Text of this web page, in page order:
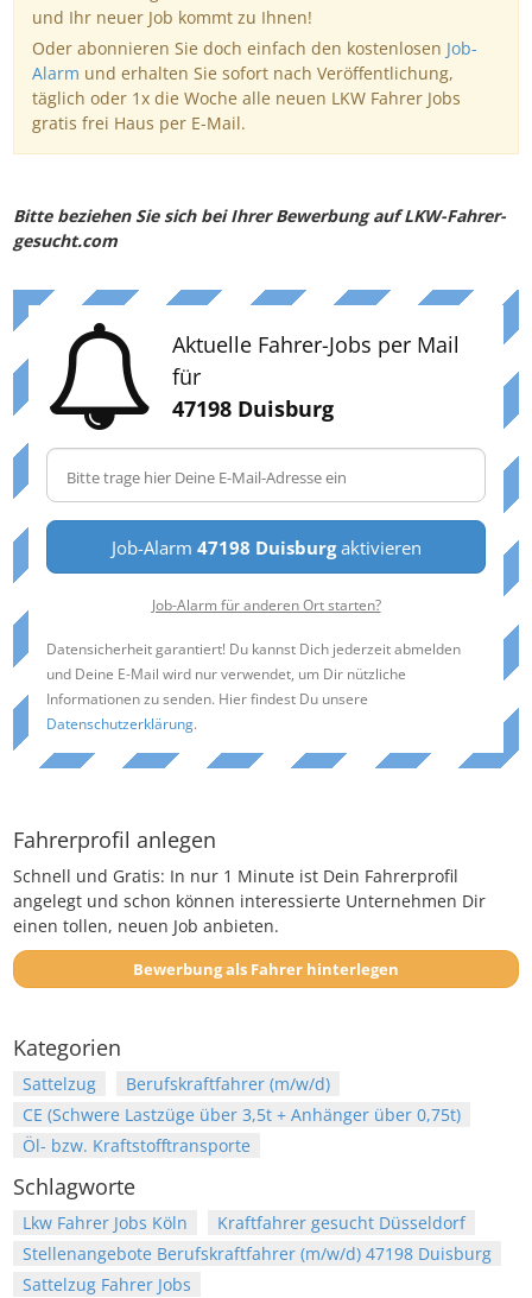
und Ihr neuer Job kommt zu Ihnen!
Oder abonnieren Sie doch einfach den kostenlosen Job-
Alarm und erhalten Sie sofort nach Veröffentlichung,
täglich oder 1x die Woche alle neuen LKW Fahrer Jobs
gratis frei Haus per E-Mail.
Bitte beziehen Sie sich bei Ihrer Bewerbung auf LKW-Fahrer-
gesucht.com
Aktuelle Fahrer-Jobs per Mail
für
47198 Duisburg
Job-Alarm 47198 Duisburgaktivieren
Job-Alarm für anderen Ort starten?
Datensicherheit garantiert! Du kannst Dich jederzeit abmelden
und Deine E-Mail wird nur verwendet, um Dir nützliche
Informationen zu senden. Hier findest Du unsere
Datenschutzerklärung.
Fahrerprofil anlegen
Schnell und Gratis: In nur 1 Minute ist Dein Fahrerprofil
angelegt und schon können interessierte Unternehmen Dir
einen tollen, neuen Job anbieten.
Bewerbung als Fahrer hinterlegen
Kategorien
Sattelzug
Berufskraftfahrer (m/w/d)
CE (Schwere Lastzüge über 3,5t + Anhänger über 0,75t)
Öl- bzw. Kraftstofftransporte
Schlagworte
Lkw Fahrer Jobs Köln
Kraftfahrer gesucht Düsseldorf
Stellenangebote Berufskraftfahrer (m/w/d) 47198 Duisburg
Sattelzug Fahrer Jobs